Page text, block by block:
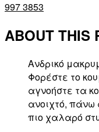
997 3853
ABOUT THIS
Ανδρικό
Φορέστε το
αγνοήστε τα
ανοιχτό, πάνω
πιο χαλαρό